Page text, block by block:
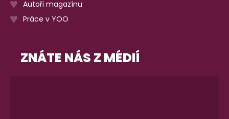
Autoři magazínu
Práce v YOO
ZNÁTE NÁS Z MÉDIÍ